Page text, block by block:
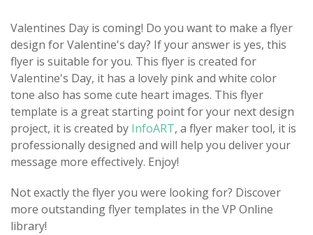
Valentines Day is coming! Do you want to make a flyer
design for Valentine's day? If your answer is yes, this
flyer is suitable for you. This flyer is created for
Valentine's Day, it has a lovely pink and white color
tone also has some cute heart images. This flyer
template is a great starting point for your next design
project, it is created by InfoART, a flyer maker tool, it is
professionally designed and will help you deliver your
message more effectively. Enjoy!
Not exactly the flyer you were looking for? Discover
more outstanding flyer templates in the VP Online
library!